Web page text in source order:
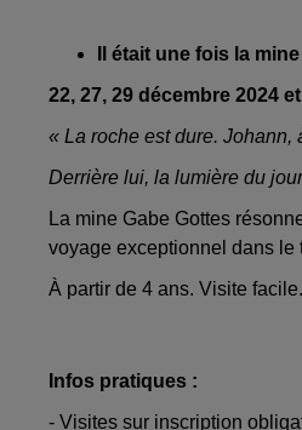
Il était une fois la
22, 27, 29 décembre 2024
« La roche est dure. Johann,
Derrière lui, la lumière du
La mine Gabe Gottes
voyage exceptionnel dans
À partir de 4 ans. Visite facile.
Infos pratiques :
- Visites sur inscription